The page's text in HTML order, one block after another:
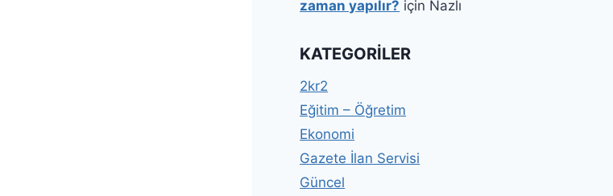
zaman yapılır? için Nazlı
KATEGORILER
2kr2
Eğitim – Öğretim
Ekonomi
Gazete İlan Servisi
Güncel